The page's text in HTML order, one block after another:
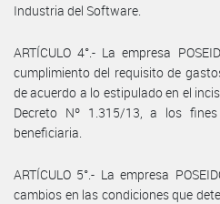
Industria del Software.
ARTÍCULO 4°.- La empresa
cumplimiento del requisito de
de acuerdo a lo estipulado en el
Decreto Nº 1.315/13, a los
beneficiaria.
ARTÍCULO 5°.- La empresa
cambios en las condiciones que